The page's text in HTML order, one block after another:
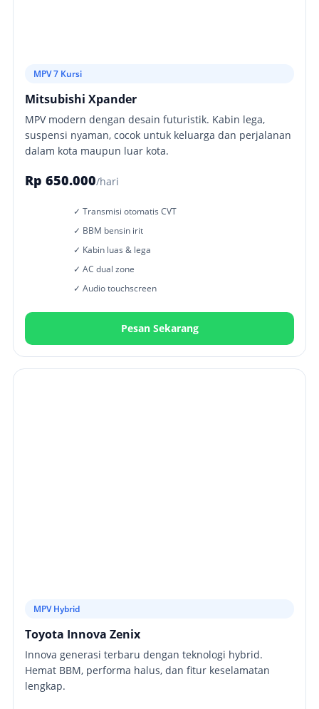
MPV 7 Kursi
Mitsubishi Xpander
MPV modern dengan desain futuristik. Kabin lega,
suspensi nyaman, cocok untuk keluarga dan perjalanan
dalam kota maupun luar kota.
Rp 650.000/hari
✓ Transmisi otomatis CVT
✓ BBM bensin irit
✓ Kabin luas & lega
✓ AC dual zone
✓ Audio touchscreen
Pesan Sekarang
MPV Hybrid
Toyota Innova Zenix
Innova generasi terbaru dengan teknologi hybrid.
Hemat BBM, performa halus, dan fitur keselamatan
lengkap.